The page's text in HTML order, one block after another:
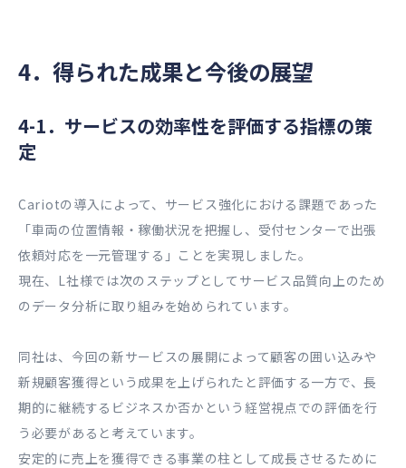
4．得られた成果と今後の展望
4-1．サービスの効率性を評価する指標の策
定
Cariotの導入によって、サービス強化における課題であった
「車両の位置情報・稼働状況を把握し、受付センターで出張
依頼対応を一元管理する」ことを実現しました。
現在、L社様では次のステップとしてサービス品質向上のため
のデータ分析に取り組みを始められています。
同社は、今回の新サービスの展開によって顧客の囲い込みや
新規顧客獲得という成果を上げられたと評価する一方で、長
期的に継続するビジネスか否かという経営視点での評価を行
う必要があると考えています。
安定的に売上を獲得できる事業の柱として成長させるために